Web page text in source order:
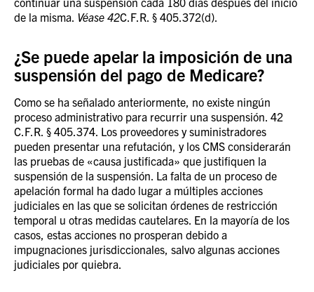
de la misma. Véase 42C.F.R. § 405.372(d).
¿Se puede apelar la imposición de una
suspensión del pago de Medicare?
Como se ha señalado anteriormente, no existe ningún
proceso administrativo para recurrir una suspensión. 42
C.F.R. § 405.374. Los proveedores y suministradores
pueden presentar una refutación, y los CMS considerarán
las pruebas de «causa justificada» que justifiquen la
suspensión de la suspensión. La falta de un proceso de
apelación formal ha dado lugar a múltiples acciones
judiciales en las que se solicitan órdenes de restricción
temporal u otras medidas cautelares. En la mayoría de los
casos, estas acciones no prosperan debido a
impugnaciones jurisdiccionales, salvo algunas acciones
judiciales por quiebra.